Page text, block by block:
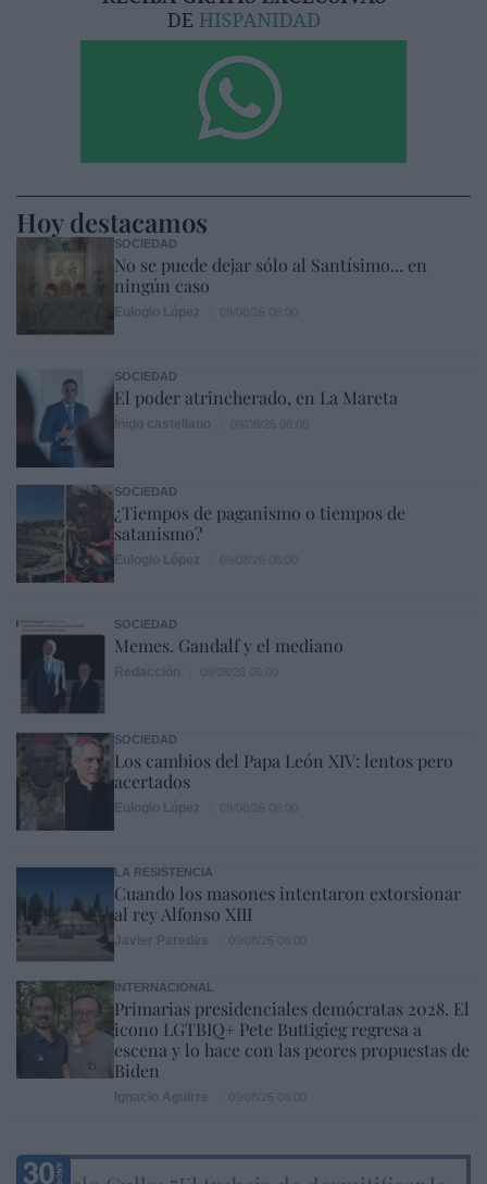
Hoy destacamos
SOCIEDAD
No se puede dejar sólo al Santísimo... en
ningún caso
SOCIEDAD
El poder atrincherado, en La Mareta
SOCIEDAD
¿Tiempos de paganismo o tiempos de
satanismo?
SOCIEDAD
Memes. Gandalf y el mediano
SOCIEDAD
Los cambios del Papa León XIV: lentos pero
acertados
LA RESISTENCIA
Cuando los masones intentaron extorsionar
al rey Alfonso XIII
INTERNACIONAL
Primarias presidenciales demócratas 2028. El
icono LGTBIQ+ Pete Buttigieg regresa a
escena y lo hace con las peores propuestas de
Biden